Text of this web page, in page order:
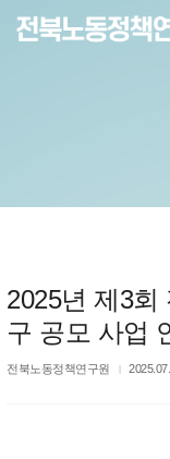
2025년 제3회
구 공모 사업
전북노동정책연구원